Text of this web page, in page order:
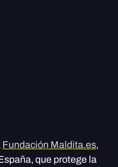
Fundación Maldita.es,
que protege la